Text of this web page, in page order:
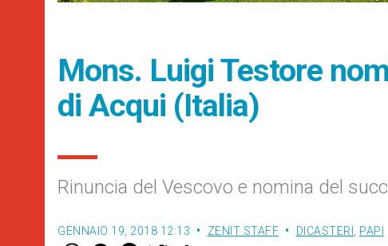
Mons. Luigi Testore
di Acqui (Italia)
Rinuncia del Vescovo e nomina del
GENNAIO 19, 2018 12:13 ZENIT STAFF DICASTERI PAPI